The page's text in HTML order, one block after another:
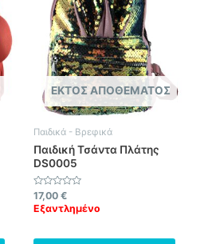
ΕΚΤΌΣ ΑΠΟΘΈΜΑΤΟΣ
Παιδικά - Βρεφικά
Παιδική Τσάντα Πλάτης
DS0005
Βαθμολογήθηκε
0
17,00 €
Εξαντλημένο